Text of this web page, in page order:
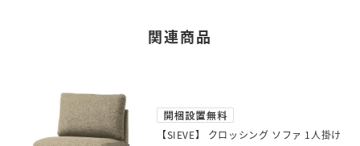
関連商品
【SIEVE】 クロッシング ソファ 1人掛け